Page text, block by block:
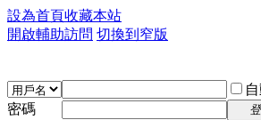
設為首頁收藏本站
開啟輔助訪問 切換到窄版
密碼